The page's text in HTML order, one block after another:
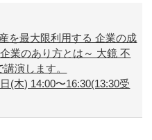
を最大限利用する 企業の成
業のあり方とは～ 大鏡 不
演します。
(木) 14:00〜16:30(13:30受